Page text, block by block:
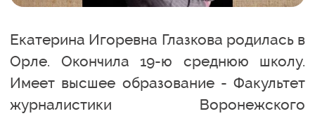
Екатерина Игоревна Глазкова родилась в
Орле. Окончила 19-ю среднюю школу.
Имеет высшее образование - Факультет
журналистики Воронежского